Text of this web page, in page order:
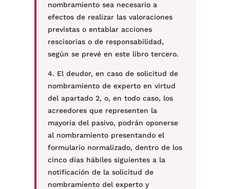
nombramiento sea necesario a
efectos de realizar las valoraciones
previstas o entablar acciones
rescisorias o de responsabilidad,
según se prevé en este libro tercero.
4. El deudor, en caso de solicitud de
nombramiento de experto en virtud
del apartado 2, o, en todo caso, los
acreedores que representen la
mayoría del pasivo, podrán oponerse
al nombramiento presentando el
formulario normalizado, dentro de los
cinco días hábiles siguientes a la
notificación de la solicitud de
nombramiento del experto y